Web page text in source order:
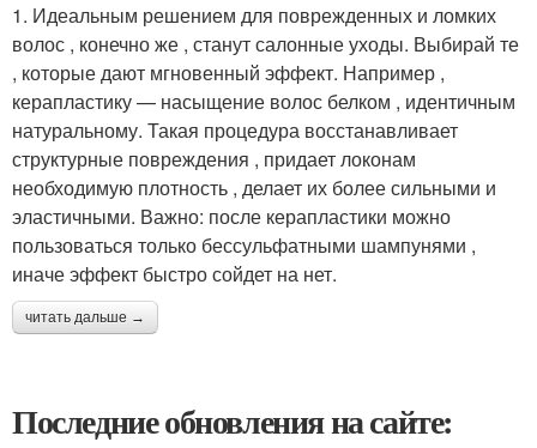
1. Идеальным решением для поврежденных и ломких
волос , конечно же , станут салонные уходы. Выбирай те
, которые дают мгновенный эффект. Например ,
керапластику — насыщение волос белком , идентичным
натуральному. Такая процедура восстанавливает
структурные повреждения , придает локонам
необходимую плотность , делает их более сильными и
эластичными. Важно: после керапластики можно
пользоваться только бессульфатными шампунями ,
иначе эффект быстро сойдет на нет.
читать дальше →
Последние обновления на сайте: